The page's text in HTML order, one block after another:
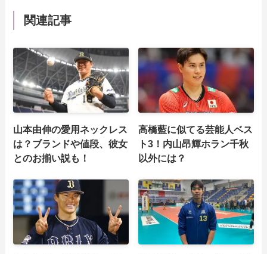
関連記事
山本由伸の愛用ネックレス
は？ブランドや値段、彼女
とのお揃い説も！
高橋藍に似てる芸能人ベス
ト3！内山昂輝ホラン千秋
以外には？